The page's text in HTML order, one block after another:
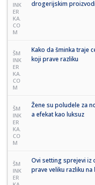
INK
ER
KA.
CO
M
drogerijskim
ŠM
INK
ER
KA.
CO
M
Kako da šminka traje
koji prave razliku
ŠM
INK
ER
KA.
CO
M
Žene su poludele za
a efekat kao luksuz
ŠM
INK
ER
Ovi setting sprejevi iz
prave veliku razliku na